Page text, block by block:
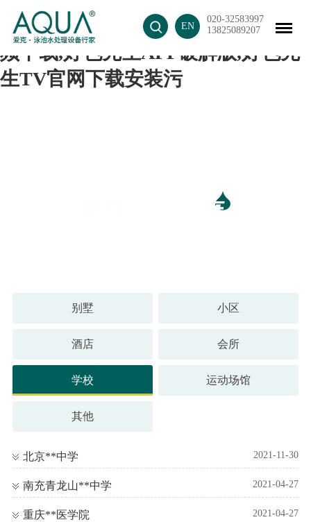
好色先生APP最新下载入口,好色视
频下载,好色先生APP破解版,好色先
生TV官网下载安装污
EN
020-32583997
13825089207
别墅 小区
酒店 会所
学校 运动场馆
其他
北京**中学 2021-11-30
南充青龙山**中学 2021-04-27
重庆**医学院 2021-04-27